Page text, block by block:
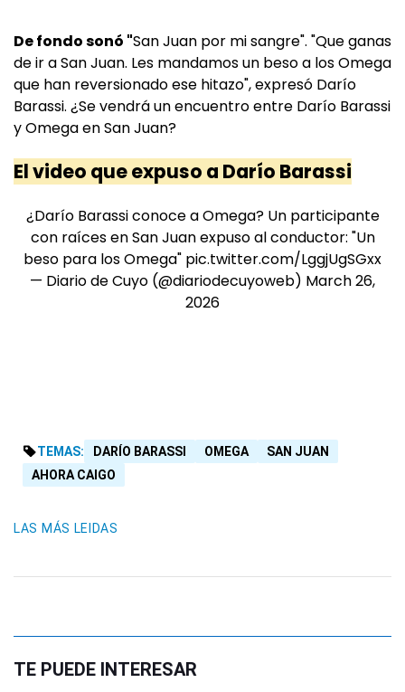
De fondo sonó "San Juan por mi sangre". "Que ganas
de ir a San Juan. Les mandamos un beso a los Omega
que han reversionado ese hitazo", expresó Darío
Barassi. ¿Se vendrá un encuentro entre Darío Barassi
y Omega en San Juan?
El video que expuso a Darío Barassi
¿Darío Barassi conoce a Omega? Un participante
con raíces en San Juan expuso al conductor: "Un
beso para los Omega" pic.twitter.com/LggjUgSGxx
— Diario de Cuyo (@diariodecuyoweb) March 26,
2026
TEMAS: DARÍO BARASSI OMEGA
SAN JUAN
AHORA CAIGO
LAS MÁS LEIDAS
TE PUEDE INTERESAR